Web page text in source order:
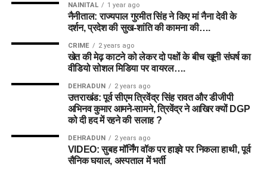
NAINITAL 1 year ago
नैनीताल: राज्यपाल गुरमीत सिंह ने किए मां नैना देवी के
दर्शन, प्रदेश की सुख-शांति की कामना की….
CRIME 2 years ago
खेत की मेढ़ काटने को लेकर दो पक्षों के बीच खूनी संघर्ष का
वीडियो सोशल मिडिया पर वायरल….
DEHRADUN 2 years ago
उत्तराखंड: पूर्व सीएम त्रिवेंद्र सिंह रावत और डीजीपी
अभिनव कुमार आमने-सामने, त्रिवेंद्र ने आखिर क्यों DGP
को दी हद में रहने की सलाह ?
DEHRADUN 2 years ago
VIDEO: सुबह मॉर्निंग वॉक पर हाइवे पर निकला हाथी, पूर्व
सैनिक घयाल, अस्पताल में भर्ती